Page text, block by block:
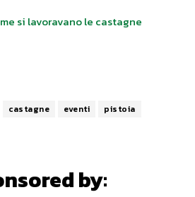
si lavoravano le castagne
castagne eventi pistoia
by: